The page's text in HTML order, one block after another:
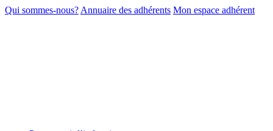
Qui sommes-nous? Annuaire des adhérents Mon espace adhérent